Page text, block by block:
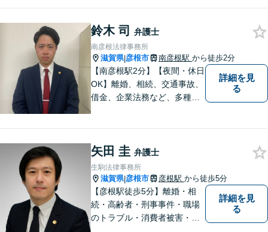
鈴木 司 弁護士
南彦根法律事務所
滋賀県|彦根市 南彦根駅 から徒歩2分
【南彦根駅2分】【夜間・休日
OK】離婚、相続、交通事故、
借金、企業法務など、多種多
をモットーに、皆様それぞれ
に合った解決を図ってまいり
ます。お気軽にご相談くださ
い。
詳細を見
る
矢田 圭 弁護士
生駒法律事務所
滋賀県|彦根市 彦根駅 から徒歩5分
【彦根駅徒歩5分】離婚・相
続・高齢者・刑事事件・職場
のトラブル・消費者被害・法
詳細を見
る